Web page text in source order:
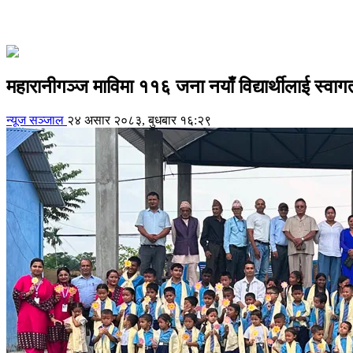
महारानीगञ्ज माविमा ११६ जना नयाँ विद्यार्थीलाई
न्यूज सञ्जाल २४ असार २०८३, बुधबार १६:२९